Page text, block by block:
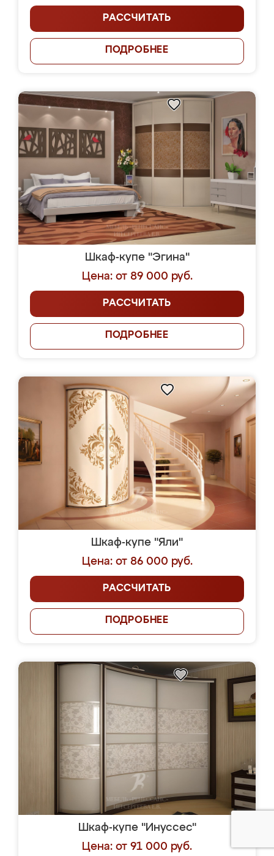
РАССЧИТАТЬ
ПОДРОБНЕЕ
Шкаф-купе "Эгина"
Цена: от 89 000 руб.
РАССЧИТАТЬ
ПОДРОБНЕЕ
Шкаф-купе "Яли"
Цена: от 86 000 руб.
РАССЧИТАТЬ
ПОДРОБНЕЕ
Шкаф-купе "Инуссес"
Цена: от 91 000 руб.